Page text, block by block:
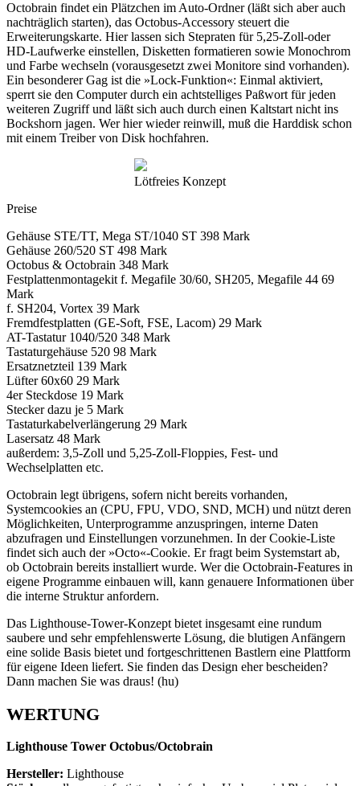
Octobrain findet ein Plätzchen im Auto-Ordner (läßt sich aber auch
nachträglich starten), das Octobus-Accessory steuert die
Erweiterungskarte. Hier lassen sich Stepraten für 5,25-Zoll-oder
HD-Laufwerke einstellen, Disketten formatieren sowie Monochrom
und Farbe wechseln (vorausgesetzt zwei Monitore sind vorhanden).
Ein besonderer Gag ist die »Lock-Funktion«: Einmal aktiviert,
sperrt sie den Computer durch ein achtstelliges Paßwort für jeden
weiteren Zugriff und läßt sich auch durch einen Kaltstart nicht ins
Bockshorn jagen. Wer hier wieder reinwill, muß die Harddisk schon
mit einem Treiber von Disk hochfahren.
Lötfreies Konzept
Preise
Gehäuse STE/TT, Mega ST/1040 ST 398 Mark
Gehäuse 260/520 ST 498 Mark
Octobus & Octobrain 348 Mark
Festplattenmontagekit f. Megafile 30/60, SH205, Megafile 44 69
Mark
f. SH204, Vortex 39 Mark
Fremdfestplatten (GE-Soft, FSE, Lacom) 29 Mark
AT-Tastatur 1040/520 348 Mark
Tastaturgehäuse 520 98 Mark
Ersatznetzteil 139 Mark
Lüfter 60x60 29 Mark
4er Steckdose 19 Mark
Stecker dazu je 5 Mark
Tastaturkabelverlängerung 29 Mark
Lasersatz 48 Mark
außerdem: 3,5-Zoll und 5,25-Zoll-Floppies, Fest- und
Wechselplatten etc.
Octobrain legt übrigens, sofern nicht bereits vorhanden,
Systemcookies an (CPU, FPU, VDO, SND, MCH) und nützt deren
Möglichkeiten, Unterprogramme anzuspringen, interne Daten
abzufragen und Einstellungen vorzunehmen. In der Cookie-Liste
findet sich auch der »Octo«-Cookie. Er fragt beim Systemstart ab,
ob Octobrain bereits installiert wurde. Wer die Octobrain-Features in
eigene Programme einbauen will, kann genauere Informationen über
die interne Struktur anfordern.
Das Lighthouse-Tower-Konzept bietet insgesamt eine rundum
saubere und sehr empfehlenswerte Lösung, die blutigen Anfängern
eine solide Basis bietet und fortgeschrittenen Bastlern eine Plattform
für eigene Ideen liefert. Sie finden das Design eher bescheiden?
Dann machen Sie was draus! (hu)
WERTUNG
Lighthouse Tower Octobus/Octobrain
Hersteller: Lighthouse